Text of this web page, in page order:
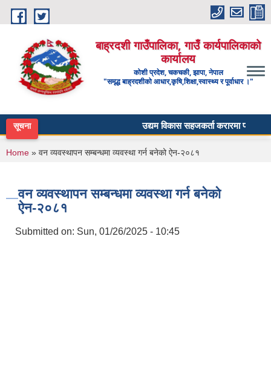
Skip to main content
बाह्रदशी गाउँपालिका, गाउँ कार्यपालिकाको
कार्यालय
कोशी प्रदेश, चकचकी, झापा, नेपाल
"समृद्ध बाह्रदशीको आधार,कृषि,शिक्षा,स्वास्थ्य र पूर्वाधार ।"
सूचना उद्यम विकास सहजकर्ता करारमा पदपूर्ति
You are here
Home » वन व्यवस्थापन सम्बन्धमा व्यवस्था गर्न बनेको ऐन-२०८१
वन व्यवस्थापन सम्बन्धमा व्यवस्था गर्न बनेको
ऐन-२०८१
Submitted on: Sun, 01/26/2025 - 10:45